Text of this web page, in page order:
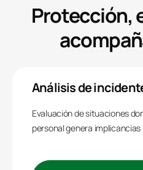
Protección,
Análisis de
Evaluación de situaciones
personal genera implicancias